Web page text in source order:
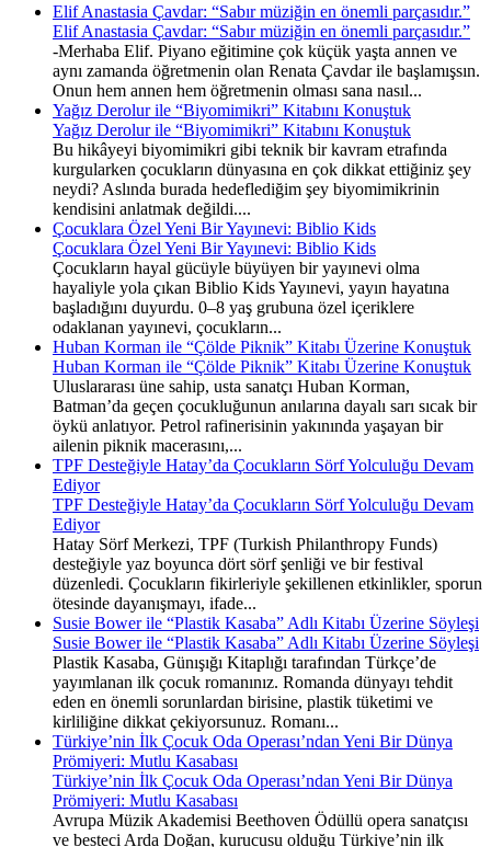
Elif Anastasia Çavdar: “Sabır müziğin en önemli parçasıdır.”
Elif Anastasia Çavdar: “Sabır müziğin en önemli parçasıdır.”
-Merhaba Elif. Piyano eğitimine çok küçük yaşta annen ve
aynı zamanda öğretmenin olan Renata Çavdar ile başlamışsın.
Onun hem annen hem öğretmenin olması sana nasıl...
Yağız Derolur ile “Biyomimikri” Kitabını Konuştuk
Yağız Derolur ile “Biyomimikri” Kitabını Konuştuk
Bu hikâyeyi biyomimikri gibi teknik bir kavram etrafında
kurgularken çocukların dünyasına en çok dikkat ettiğiniz şey
neydi? Aslında burada hedeflediğim şey biyomimikrinin
kendisini anlatmak değildi....
Çocuklara Özel Yeni Bir Yayınevi: Biblio Kids
Çocuklara Özel Yeni Bir Yayınevi: Biblio Kids
Çocukların hayal gücüyle büyüyen bir yayınevi olma
hayaliyle yola çıkan Biblio Kids Yayınevi, yayın hayatına
başladığını duyurdu. 0–8 yaş grubuna özel içeriklere
odaklanan yayınevi, çocukların...
Huban Korman ile “Çölde Piknik” Kitabı Üzerine Konuştuk
Huban Korman ile “Çölde Piknik” Kitabı Üzerine Konuştuk
Uluslararası üne sahip, usta sanatçı Huban Korman,
Batman’da geçen çocukluğunun anılarına dayalı sarı sıcak bir
öykü anlatıyor. Petrol rafinerisinin yakınında yaşayan bir
ailenin piknik macerasını,...
TPF Desteğiyle Hatay’da Çocukların Sörf Yolculuğu Devam
Ediyor
TPF Desteğiyle Hatay’da Çocukların Sörf Yolculuğu Devam
Ediyor
Hatay Sörf Merkezi, TPF (Turkish Philanthropy Funds)
desteğiyle yaz boyunca dört sörf şenliği ve bir festival
düzenledi. Çocukların fikirleriyle şekillenen etkinlikler, sporun
ötesinde dayanışmayı, ifade...
Susie Bower ile “Plastik Kasaba” Adlı Kitabı Üzerine Söyleşi
Susie Bower ile “Plastik Kasaba” Adlı Kitabı Üzerine Söyleşi
Plastik Kasaba, Günışığı Kitaplığı tarafından Türkçe’de
yayımlanan ilk çocuk romanınız. Romanda dünyayı tehdit
eden en önemli sorunlardan birisine, plastik tüketimi ve
kirliliğine dikkat çekiyorsunuz. Romanı...
Türkiye’nin İlk Çocuk Oda Operası’ndan Yeni Bir Dünya
Prömiyeri: Mutlu Kasabası
Türkiye’nin İlk Çocuk Oda Operası’ndan Yeni Bir Dünya
Prömiyeri: Mutlu Kasabası
Avrupa Müzik Akademisi Beethoven Ödüllü opera sanatçısı
ve besteci Arda Doğan, kurucusu olduğu Türkiye’nin ilk